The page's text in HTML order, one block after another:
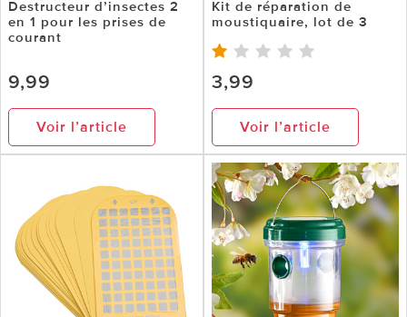
Destructeur d’insectes 2
en 1 pour les prises de
courant
9,99
Voir l’article
Kit de réparation de
moustiquaire, lot de 3
3,99
Voir l’article